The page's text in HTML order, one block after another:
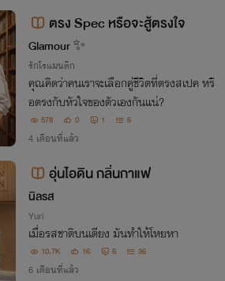
าล ตรง Spec หรือจะสู้ตรงใจ
Glamour ✨
รักโรแมนติก
คุณคิดว่าคนเราจะเลือกคู่ชีวิตที่ตรงสเปค หรื
อตรงกับหัวใจของตัวเองกันแน่?
578 0 1 6
4 เดือนที่แล้ว
อุ่นไอดิน กลิ่นกาแฟ
นิลรส
Yuri
เมื่อรสชาติบนเตียง มันทำให้โหยหา
10.7K 16 6 36
6 เดือนที่แล้ว